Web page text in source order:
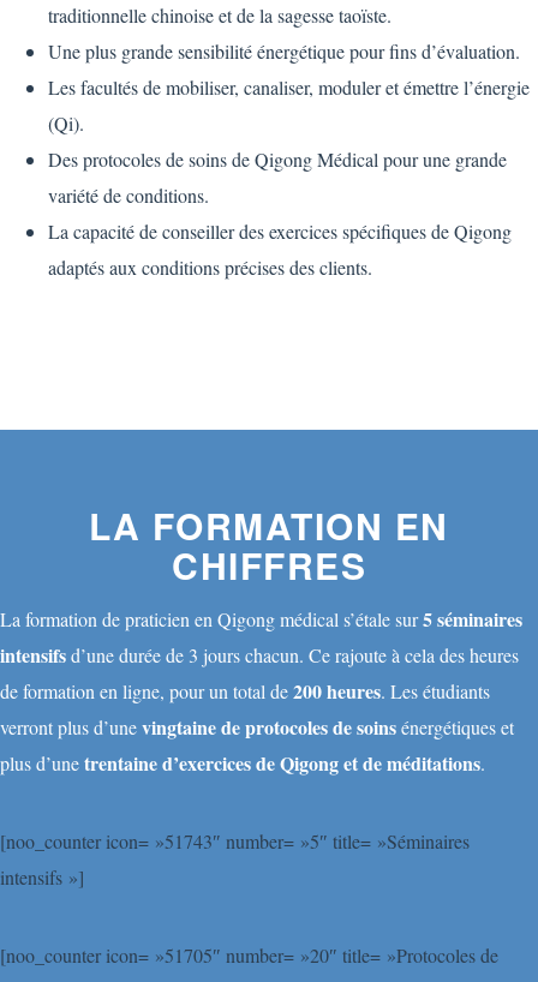
traditionnelle chinoise et de la sagesse taoïste.
Une plus grande sensibilité énergétique pour fins d’évaluation.
Les facultés de mobiliser, canaliser, moduler et émettre l’énergie
(Qi).
Des protocoles de soins de Qigong Médical pour une grande
variété de conditions.
La capacité de conseiller des exercices spécifiques de Qigong
adaptés aux conditions précises des clients.
LA FORMATION EN
CHIFFRES
La formation de praticien en Qigong médical s’étale sur5 séminaires
intensifsd’une durée de 3 jours chacun. Ce rajoute à cela des heures
de formation en ligne, pour un total de200 heures. Les étudiants
verront plus d’unevingtaine de protocoles de soinsénergétiques et
plus d’unetrentaine d’exercices de Qigong et de méditations.
[noo_counter icon= »51743″ number= »5″ title= »Séminaires
intensifs »]
[noo_counter icon= »51705″ number= »20″ title= »Protocoles de